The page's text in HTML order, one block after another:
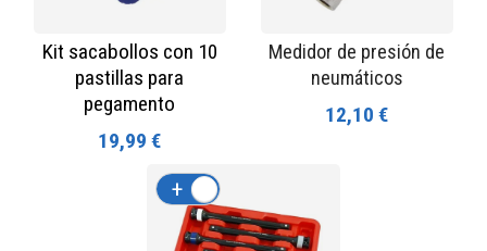
Kit sacabollos con 10
pastillas para
pegamento
19,99 €
Medidor de presión de
neumáticos
12,10 €
+